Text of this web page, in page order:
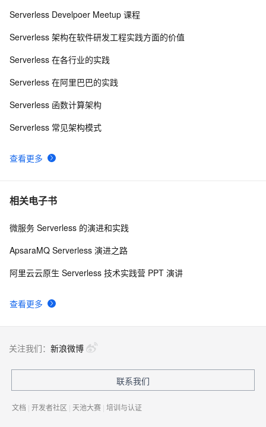
10理解Docker容器的进程管理
查看更多
Serverless Develpoer Meetup 课程
Serverless 架构在软件研发工程实践方面的价值
Serverless 在各行业的实践
Serverless 在阿里巴巴的实践
Serverless 函数计算架构
Serverless 常见架构模式
相关电子书
查看更多
微服务 Serverless 的演进和实践
ApsaraMQ Serverless 演进之路
阿里云云原生 Serverless 技术实践营 PPT 演讲
关注我们： 新浪微博
联系我们
文档 | 开发者社区 | 天池大赛 | 培训与认证